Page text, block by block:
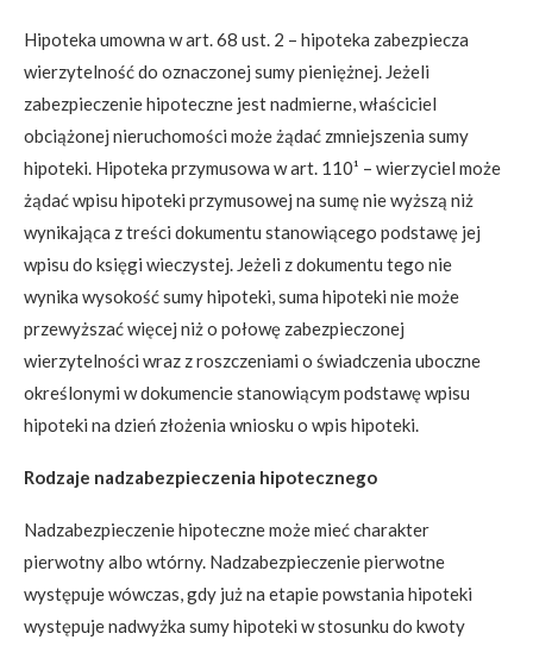
Hipoteka umowna w art. 68 ust. 2 – hipoteka zabezpiecza
wierzytelność do oznaczonej sumy pieniężnej. Jeżeli
zabezpieczenie hipoteczne jest nadmierne, właściciel
obciążonej nieruchomości może żądać zmniejszenia sumy
hipoteki. Hipoteka przymusowa w art. 110¹ – wierzyciel może
żądać wpisu hipoteki przymusowej na sumę nie wyższą niż
wynikająca z treści dokumentu stanowiącego podstawę jej
wpisu do księgi wieczystej. Jeżeli z dokumentu tego nie
wynika wysokość sumy hipoteki, suma hipoteki nie może
przewyższać więcej niż o połowę zabezpieczonej
wierzytelności wraz z roszczeniami o świadczenia uboczne
określonymi w dokumencie stanowiącym podstawę wpisu
hipoteki na dzień złożenia wniosku o wpis hipoteki.
Rodzaje nadzabezpieczenia hipotecznego
Nadzabezpieczenie hipoteczne może mieć charakter
pierwotny albo wtórny. Nadzabezpieczenie pierwotne
występuje wówczas, gdy już na etapie powstania hipoteki
występuje nadwyżka sumy hipoteki w stosunku do kwoty